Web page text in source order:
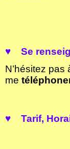
♥ Se
N’hésitez pas
me
♥ Tarif,